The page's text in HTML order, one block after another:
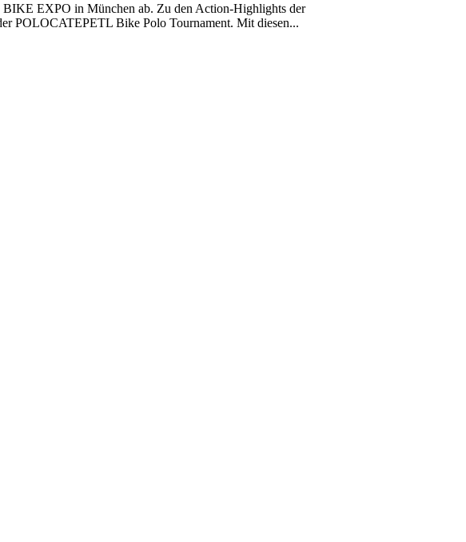
BIKE EXPO in München ab. Zu den Action-Highlights der
POLOCATEPETL Bike Polo Tournament. Mit diesen...